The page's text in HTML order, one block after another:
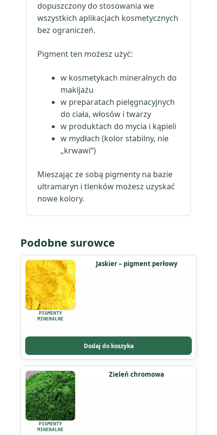
dopuszczony do stosowania we
wszystkich aplikacjach kosmetycznych
bez ograniczeń.
Pigment ten możesz użyć:
w kosmetykach mineralnych do
makijażu
w preparatach pielęgnacyjnych
do ciała, włosów i twarzy
w produktach do mycia i kąpieli
w mydłach (kolor stabilny, nie
„krwawi”)
Mieszając ze sobą pigmenty na bazie
ultramaryn i tlenków możesz uzyskać
nowe kolory.
Podobne surowce
PIGMENTY
MINERALNE
Jaskier – pigment perłowy
Dodaj do koszyka
Ten
produkt
ma
wiele
wariantów.
Opcje
na
stronie
produktu
PIGMENTY
MINERALNE
Zieleń chromowa
Ten
produkt
ma
wiele
wariantów.
Opcje